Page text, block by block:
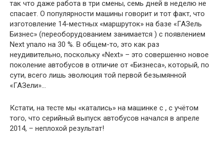
так что даже работа в три смены, семь дней в неделю не
спасает. О популярности машины говорит и тот факт, что
изготовление 14-местных «маршруток» на базе «ГАЗель
Бизнес» (переоборудованием занимается ) с появлением
Next упало на 30 %. В общем-то, это как раз
неудивительно, поскольку «Next» – это совершенно новое
поколение автобусов в отличие от «Бизнеса», который, по
сути, всего лишь эволюция той первой безымянной
«ГАЗели»…
Кстати, на тесте мы «катались» на машинке с , с учётом
того, что серийный выпуск автобусов начался в апреле
2014, – неплохой результат!